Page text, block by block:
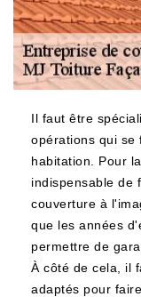
Il faut être
opérations qui se
habitation. Pour
indispensable de
couverture à
que les années
permettre de
À côté de cela, il
adaptés pour